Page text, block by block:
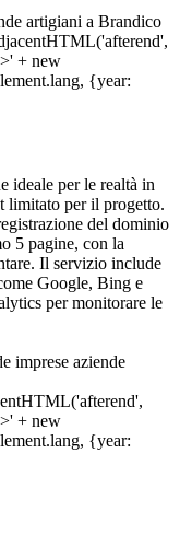
ideale per le realtà in
limitato per il progetto.
del dominio
5 pagine, con la
Il servizio include
Google, Bing e
per monitorare le